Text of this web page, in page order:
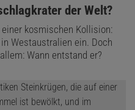
der Welt?
kosmischen Kollision:
Westaustralien ein. Doch
Wann entstand er?